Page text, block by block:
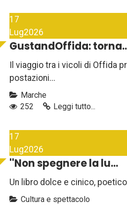
17
Lug2026
GustandOffida:
Il viaggio tra i vicoli di Offida
postazioni...
Marche
252
Leggi tutto...
17
Lug2026
''Non spegnere la lu...
Un libro dolce e cinico,
Cultura e spettacolo